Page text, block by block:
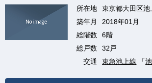
所在地
東京都大田区池
築年月
2018年01月
総階数
6階
総戸数
32戸
交通
東急池上線 「